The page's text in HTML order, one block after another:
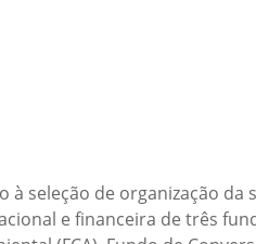
à seleção de organização
e financeira de três